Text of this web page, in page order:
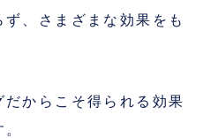
、さまざまな効果をも
からこそ得られる効果